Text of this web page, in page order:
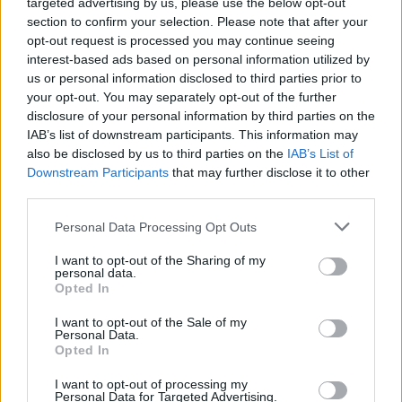
section to confirm your selection. Please note that after your
opt-out request is processed you may continue seeing
interest-based ads based on personal information utilized by
us or personal information disclosed to third parties prior to
your opt-out. You may separately opt-out of the further
disclosure of your personal information by third parties on the
IAB’s list of downstream participants. This information may
also be disclosed by us to third parties on the IAB’s List of
Downstream Participants that may further disclose it to other
Personal Data Processing Opt Outs
I want to opt-out of the Sharing of my
personal data.
Opted In
I want to opt-out of the Sale of my
Personal Data.
Opted In
I want to opt-out of processing my
Personal Data for Targeted Advertising.
giovedì 19 febbraio (in prima convocazione) e di
venerdì 20 febbraio (in seconda convocazione).
In quella sede, come da statuto, verranno
nominati i componenti dei nuovi CdA con il
conferimento dei relativi poteri. Il Presidente
Manenti ed i suoi collaboratori stanno cercando
di accelerare il più possibile i tempi per
adempiere alle imminenti scadenze e avviare il
processo di risanamento del club. Mercoledì 11
dello stadio Tardini ci sarà la presentazione
ufficiale della nuova proprietà
PietroDoca, il gioielliere scelto da Rezart Taci